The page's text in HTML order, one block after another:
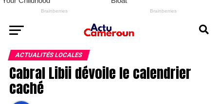
ACTUALITÉS LOCALES
Cabral Libii dévoile le calendrier
caché